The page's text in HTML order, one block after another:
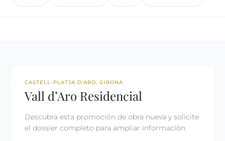
OBRA NUEVA
CASTELL-PLATJA D'ARO, GIRONA
Vall d’Aro Residencial
Descubra esta promoción de obra nueva y solicite
el dossier completo para ampliar información.